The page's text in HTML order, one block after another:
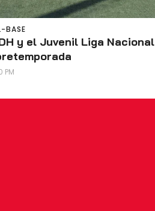
BASE
y el Juvenil Liga Nacional
PM